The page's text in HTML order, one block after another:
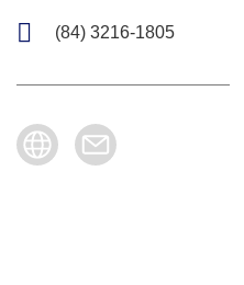
(84) 3216-1805